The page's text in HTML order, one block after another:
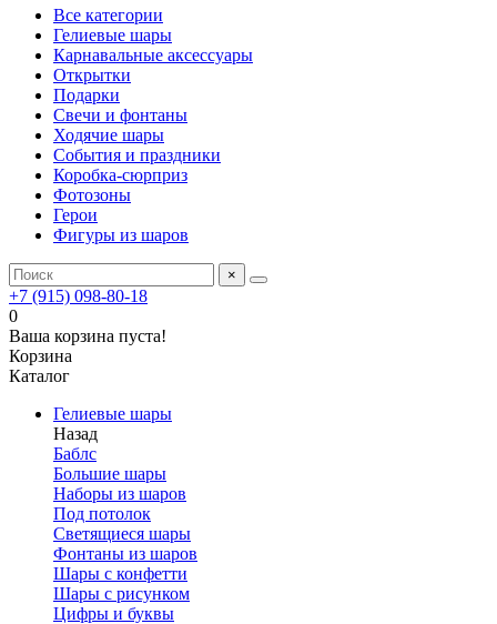
Все категории
Гелиевые шары
Карнавальные аксессуары
Открытки
Подарки
Свечи и фонтаны
Ходячие шары
События и праздники
Коробка-сюрприз
Фотозоны
Герои
Фигуры из шаров
×
+7 (915) 098-80-18
0
Ваша корзина пуста!
Корзина
Каталог
Гелиевые шары
Назад
Баблс
Большие шары
Наборы из шаров
Под потолок
Светящиеся шары
Фонтаны из шаров
Шары с конфетти
Шары с рисунком
Цифры и буквы